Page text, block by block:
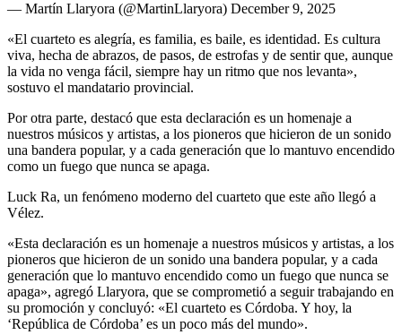
— Martín Llaryora (@MartinLlaryora) December 9, 2025
«El cuarteto es alegría, es familia, es baile, es identidad. Es cultura
viva, hecha de abrazos, de pasos, de estrofas y de sentir que, aunque
la vida no venga fácil, siempre hay un ritmo que nos levanta»,
sostuvo el mandatario provincial.
Por otra parte, destacó que esta declaración es un homenaje a
nuestros músicos y artistas, a los pioneros que hicieron de un sonido
una bandera popular, y a cada generación que lo mantuvo encendido
como un fuego que nunca se apaga.
Luck Ra, un fenómeno moderno del cuarteto que este año llegó a
Vélez.
«Esta declaración es un homenaje a nuestros músicos y artistas, a los
pioneros que hicieron de un sonido una bandera popular, y a cada
generación que lo mantuvo encendido como un fuego que nunca se
apaga», agregó Llaryora, que se comprometió a seguir trabajando en
su promoción y concluyó: «El cuarteto es Córdoba. Y hoy, la
‘República de Córdoba’ es un poco más del mundo».